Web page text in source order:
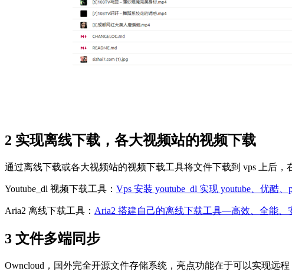
2 实现离线下载，各大视频站的视频下载
通过离线下载或各大视频站的视频下载工具将文件下载到 vps 上后
Youtube_dl 视频下载工具： Vps 安装 youtube_dl 实现 youtube、优酷
Aria2 离线下载工具： Aria2 搭建自己的离线下载工具—高效、全能、
3 文件多端同步
Owncloud，国外完全开源文件存储系统，亮点功能在于可以实现远